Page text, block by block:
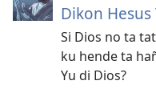
Dikon Hesus
Si Dios no ta
ku hende ta
Yu di Dios?